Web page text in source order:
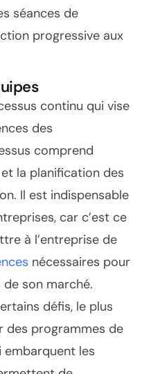
séances de
progressive aux
continu qui vise
des
comprend
la planification des
Il est indispensable
car c’est ce
à l’entreprise de
nécessaires pour
son marché.
défis, le plus
des programmes de
les